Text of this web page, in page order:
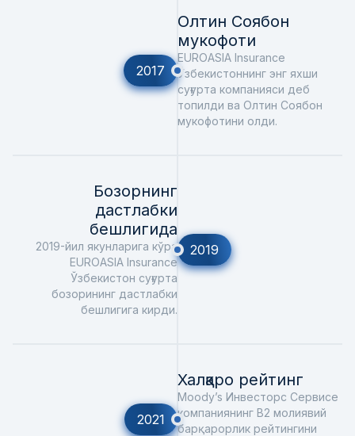
2017
Олтин Соябон
мукофоти
EUROASIA Insurance
Ўзбекистоннинг энг яхши
суғурта компанияси деб
топилди ва Олтин Соябон
мукофотини олди.
2019
Бозорнинг
дастлабки
бешлигида
2019-йил якунларига кўра
EUROASIA Insurance
Ўзбекистон суғурта
бозорининг дастлабки
бешлигига кирди.
2021
Халқаро рейтинг
Moody’s Инвесторс Сервиcе
компаниянинг B2 молиявий
барқарорлик рейтингини